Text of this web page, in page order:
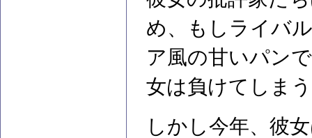
め、もしライバ
ア風の甘いパン
女は負けてしま
しかし今年、彼